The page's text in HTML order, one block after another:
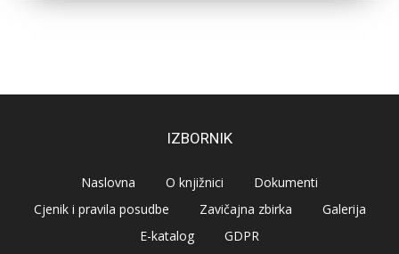
IZBORNIK
Naslovna O knjižnici
Dokumenti
Cjenik i pravila posudbe
Zavičajna zbirka
Galerija
E-katalog
GDPR